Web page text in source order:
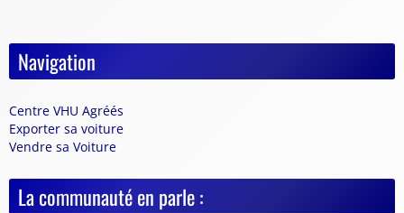
Navigation
Centre VHU Agréés
Exporter sa voiture
Vendre sa Voiture
La communauté en parle :